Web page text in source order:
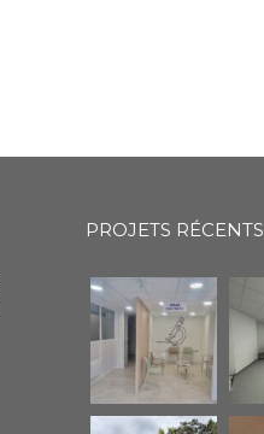
PROJETS RÉCENTS